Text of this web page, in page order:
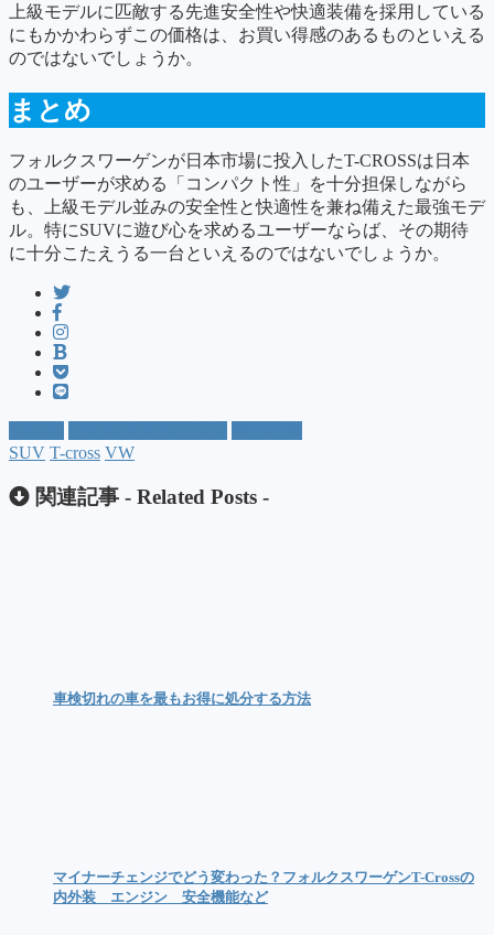
上級モデルに匹敵する先進安全性や快適装備を採用している
にもかかわらずこの価格は、お買い得感のあるものといえる
のではないでしょうか。
まとめ
フォルクスワーゲンが日本市場に投入したT-CROSSは日本
のユーザーが求める「コンパクト性」を十分担保しながら
も、上級モデル並みの安全性と快適性を兼ね備えた最強モデ
ル。特にSUVに遊び心を求めるユーザーならば、その期待
に十分こたえうる一台といえるのではないでしょうか。
SUV T-cross VW
関連記事 - Related Posts -
車検切れの車を最もお得に処分する方法
マイナーチェンジでどう変わった？フォルクスワーゲンT-Crossの
内外装 エンジン 安全機能など